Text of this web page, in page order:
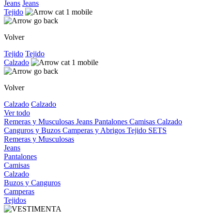
Jeans Jeans
Tejido
Volver
Tejido Tejido
Calzado
Volver
Calzado Calzado
Ver todo
Remeras y Musculosas Jeans Pantalones Camisas Calzado
Canguros y Buzos Camperas y Abrigos Tejido SETS
Remeras y Musculosas
Jeans
Pantalones
Camisas
Calzado
Buzos y Canguros
Camperas
Tejidos